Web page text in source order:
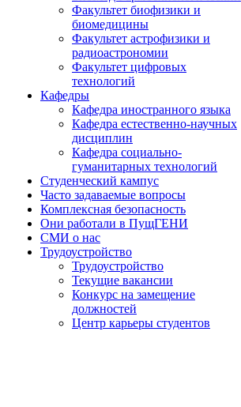
Факультет биофизики и
биомедицины
Факультет астрофизики и
радиоастрономии
Факультет цифровых
технологий
Кафедры
Кафедра иностранного языка
Кафедра естественно-научных
дисциплин
Кафедра социально-
гуманитарных технологий
Студенческий кампус
Часто задаваемые вопросы
Комплексная безопасность
Они работали в ПущГЕНИ
СМИ о нас
Трудоустройство
Трудоустройство
Текущие вакансии
Конкурс на замещение
должностей
Центр карьеры студентов